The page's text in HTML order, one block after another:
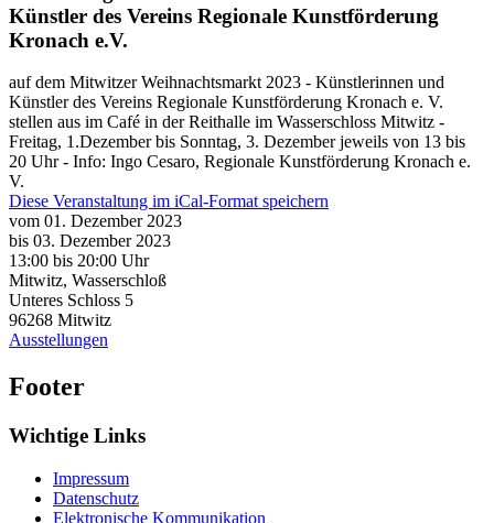
Künstler des Vereins Regionale Kunstförderung
Kronach e.V.
auf dem Mitwitzer Weihnachtsmarkt 2023 - Künstlerinnen und
Künstler des Vereins Regionale Kunstförderung Kronach e. V.
stellen aus im Café in der Reithalle im Wasserschloss Mitwitz -
Freitag, 1.Dezember bis Sonntag, 3. Dezember jeweils von 13 bis
20 Uhr - Info: Ingo Cesaro, Regionale Kunstförderung Kronach e.
V.
Diese Veranstaltung im iCal-Format speichern
vom 01. Dezember 2023
bis 03. Dezember 2023
13:00 bis 20:00 Uhr
Mitwitz, Wasserschloß
Unteres Schloss 5
96268 Mitwitz
Ausstellungen
Footer
Wichtige Links
Impressum
Datenschutz
Elektronische Kommunikation